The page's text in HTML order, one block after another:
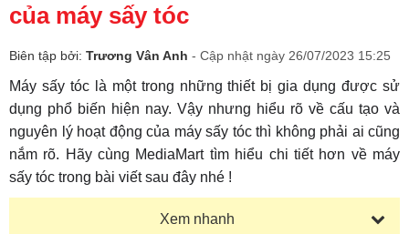
của máy sấy tóc
Biên tập bởi: Trương Vân Anh - Cập nhật ngày 26/07/2023 15:25
Máy sấy tóc là một trong những thiết bị gia dụng được sử
dụng phổ biến hiện nay. Vậy nhưng hiểu rõ về cấu tạo và
nguyên lý hoạt động của máy sấy tóc thì không phải ai cũng
nắm rõ. Hãy cùng MediaMart tìm hiểu chi tiết hơn về máy
sấy tóc trong bài viết sau đây nhé !
Xem nhanh